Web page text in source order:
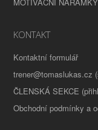
MOTIVAČNÍ NÁRAMKY
KONTAKT
Kontaktní formulář
trener@tomaslukas.cz
ČLENSKÁ SEKCE
Obchodní podmínky a